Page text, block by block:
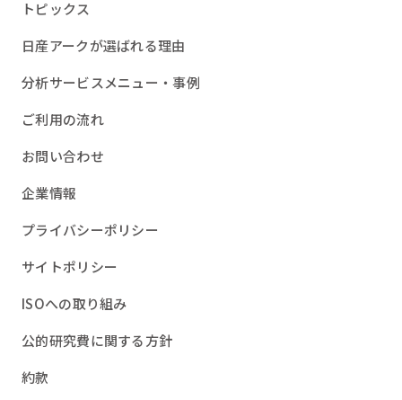
トピックス
日産アークが選ばれる理由
分析サービスメニュー・事例
ご利用の流れ
お問い合わせ
企業情報
プライバシーポリシー
サイトポリシー
ISOへの取り組み
公的研究費に関する方針
約款